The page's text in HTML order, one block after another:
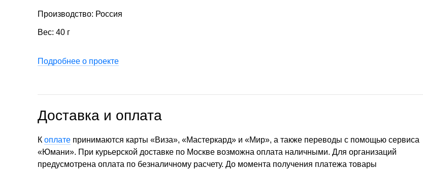
Производство: Россия
Вес: 40 г
Подробнее о проекте
Доставка и оплата
К оплате принимаются карты «Виза», «Мастеркард» и «Мир», а также переводы с помощью сервиса
«Юмани». При курьерской доставке по Москве возможна оплата наличными. Для организаций
предусмотрена оплата по безналичному расчету. До момента получения платежа товары